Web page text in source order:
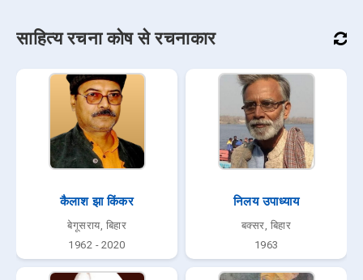
साहित्य रचना कोष से रचनाकार
कैलाश झा किंकर
बेगूसराय, बिहार
1962 - 2020
निलय उपाध्याय
बक्सर, बिहार
1963